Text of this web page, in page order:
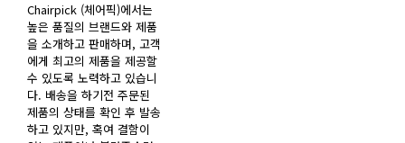
Chairpick (체어픽)에서는
높은 품질의 브랜드와 제품
을 소개하고 판매하며, 고객
에게 최고의 제품을 제공할
수 있도록 노력하고 있습니
다. 배송을 하기전 주문된
제품의 상태를 확인 후 발송
하고 있지만, 혹여 결함이